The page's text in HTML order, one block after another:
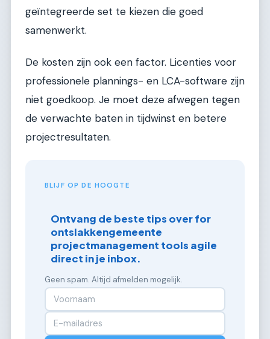
geïntegreerde set te kiezen die goed
samenwerkt.
De kosten zijn ook een factor. Licenties voor
professionele plannings- en LCA-software zijn
niet goedkoop. Je moet deze afwegen tegen
de verwachte baten in tijdwinst en betere
projectresultaten.
BLIJF OP DE HOOGTE
Ontvang de beste tips over for
ontslakkengemeente
projectmanagement tools agile
direct in je inbox.
Geen spam. Altijd afmelden mogelijk.